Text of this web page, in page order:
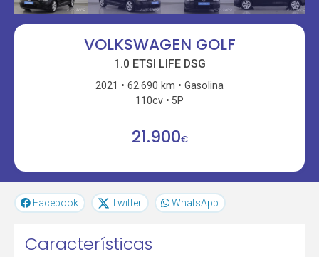
VOLKSWAGEN GOLF
1.0 ETSI LIFE DSG
2021 62.690 km
Gasolina
110cv
5P
21.900€
Facebook Twitter WhatsApp
Características